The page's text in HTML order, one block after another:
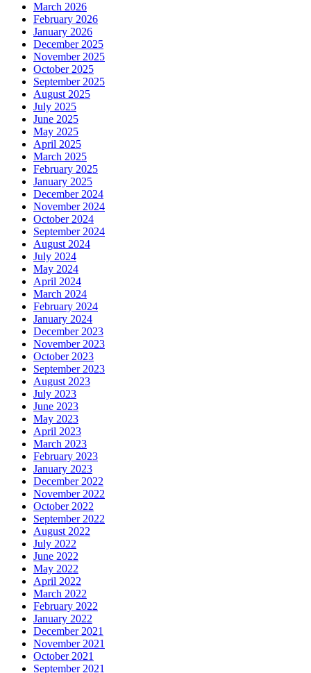
March 2026
February 2026
January 2026
December 2025
November 2025
October 2025
September 2025
August 2025
July 2025
June 2025
May 2025
April 2025
March 2025
February 2025
January 2025
December 2024
November 2024
October 2024
September 2024
August 2024
July 2024
May 2024
April 2024
March 2024
February 2024
January 2024
December 2023
November 2023
October 2023
September 2023
August 2023
July 2023
June 2023
May 2023
April 2023
March 2023
February 2023
January 2023
December 2022
November 2022
October 2022
September 2022
August 2022
July 2022
June 2022
May 2022
April 2022
March 2022
February 2022
January 2022
December 2021
November 2021
October 2021
September 2021